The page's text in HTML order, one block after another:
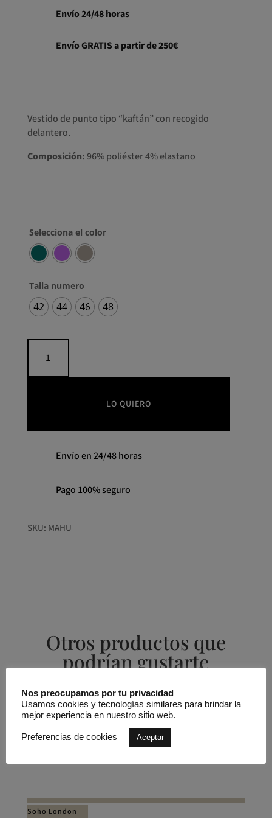
Envío 24/48 horas
Envío GRATIS a partir de 250€
Vestido de punto tipo “kaftán” con recogido
delantero.
Composición:96% poliéster 4% elastano
Selecciona el color
Talla numero
42 44 46 48
punto
tipo
cantidad
LO QUIERO
Envío en 24/48 horas
Pago 100% seguro
SKU: MAHU
Otros productos que
podrían gustarte
Productos relacionados
Vestido corto pedrería media manga
Soho London
Nos preocupamos por tu privacidad
Usamos cookies y tecnologías similares para brindar la
mejor experiencia en nuestro sitio web.
Preferencias de cookies Aceptar